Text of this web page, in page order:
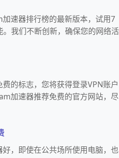
速器排行榜的最新版本，试用7
我们不断创新，确保您的网络活
的标志，您将获得登录VPN账户
加速器推荐免费的官方网站，尽
，即使在公共场所使用电脑，也